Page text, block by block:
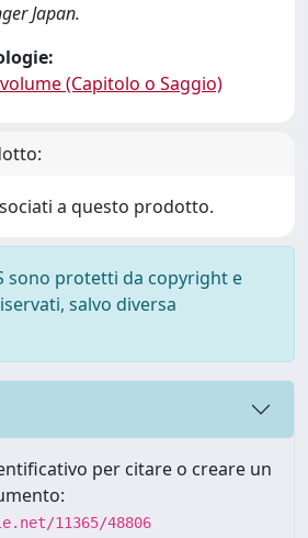
Japan.
(Capitolo o Saggio)
a questo prodotto.
sono protetti da copyright e
salvo diversa
per citare o creare un
11365/48806